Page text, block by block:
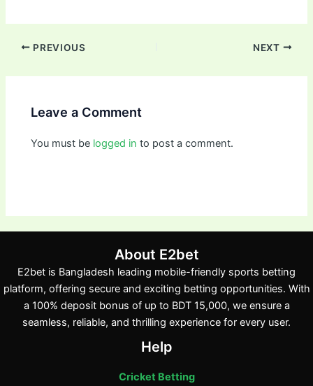
PREVIOUS NEXT
Leave a Comment
You must be logged in to post a comment.
About E2bet
E2bet is Bangladesh leading mobile-friendly sports betting
platform, offering secure and exciting betting opportunities. With
a 100% deposit bonus of up to BDT 15,000, we ensure a
seamless, reliable, and thrilling experience for every user.
Help
Cricket Betting